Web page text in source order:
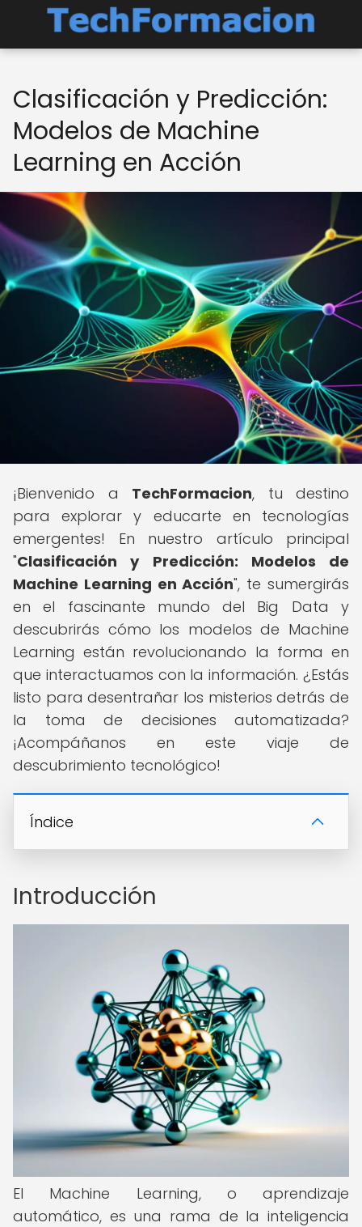
Clasificación y Predicción:
Modelos de Machine
Learning en Acción
¡Bienvenido a TechFormacion, tu destino
para explorar y educarte en tecnologías
emergentes! En nuestro artículo principal
"Clasificación y Predicción: Modelos de
Machine Learning en Acción", te sumergirás
en el fascinante mundo del Big Data y
descubrirás cómo los modelos de Machine
Learning están revolucionando la forma en
que interactuamos con la información. ¿Estás
listo para desentrañar los misterios detrás de
la toma de decisiones automatizada?
¡Acompáñanos en este viaje de
descubrimiento tecnológico!
Índice
Introducción
El Machine Learning, o aprendizaje
automático, es una rama de la inteligencia